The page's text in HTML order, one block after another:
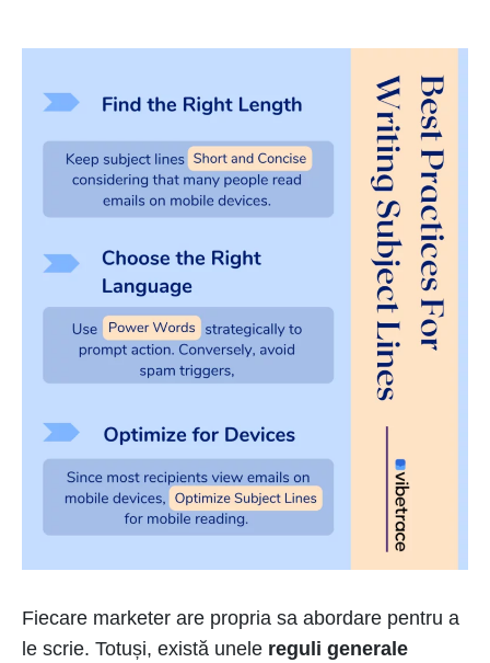
Fiecare marketer are propria sa abordare pentru a
le scrie. Totuși, există unele reguli generale